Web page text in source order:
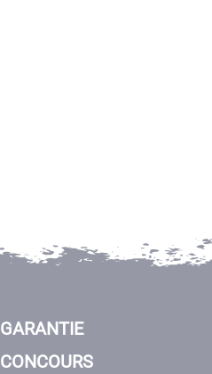
GARANTIE
CONCOURS